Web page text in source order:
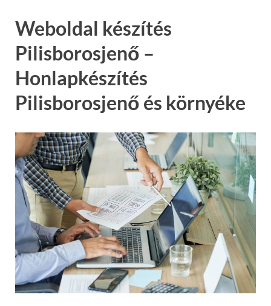
Weboldal készítés
Pilisborosjenő –
Honlapkészítés
Pilisborosjenő és környéke